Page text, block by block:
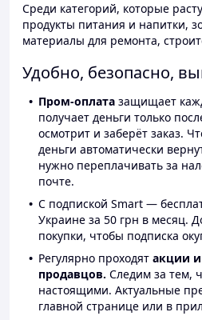
Среди категорий, которые
продукты питания и напитки,
материалы для ремонта,
Удобно, безопасно,
Пром-оплата защищает
получает деньги только
осмотрит и заберёт заказ.
деньги автоматически
нужно переплачивать за
почте.
С подпиской Smart —
Украине за 50 грн в месяц.
покупки, чтобы подписка
Регулярно проходят акции
продавцов. Следим за тем,
настоящими. Актуальные
главной странице или в